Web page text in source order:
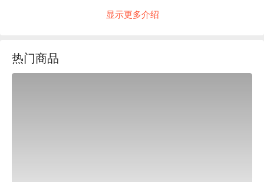
美味的秘诀，堪称杰作中的杰作，倾注了我们全部的心血。此
美味。店内氛围温馨，复古亲切。如果您想欣赏匠人的技艺，
我们推荐吧台座位。如果您想放松身心，请坐在榻榻米包厢。
显示更多介绍
热门商品